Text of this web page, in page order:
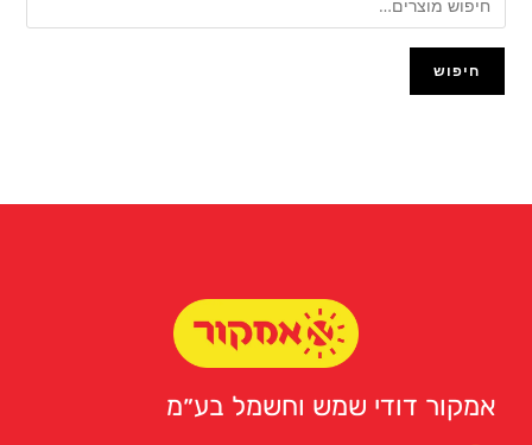
חיפוש
אמקור דודי שמש וחשמל בע״מ